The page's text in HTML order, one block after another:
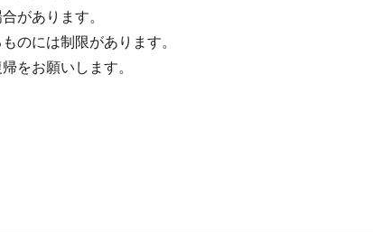
があります。
のには制限があります。
をお願いします。